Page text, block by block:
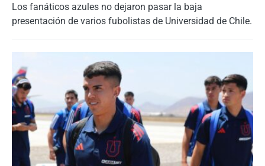
Los fanáticos azules no dejaron pasar la baja
presentación de varios fubolistas de Universidad de Chile.